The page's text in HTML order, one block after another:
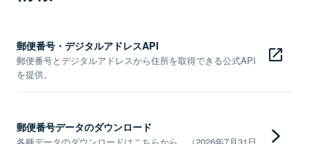
郵便番号・デジタルアドレスAPI
郵便番号とデジタルアドレスから住所を取得できる公式API
を提供。
郵便番号データのダウンロード